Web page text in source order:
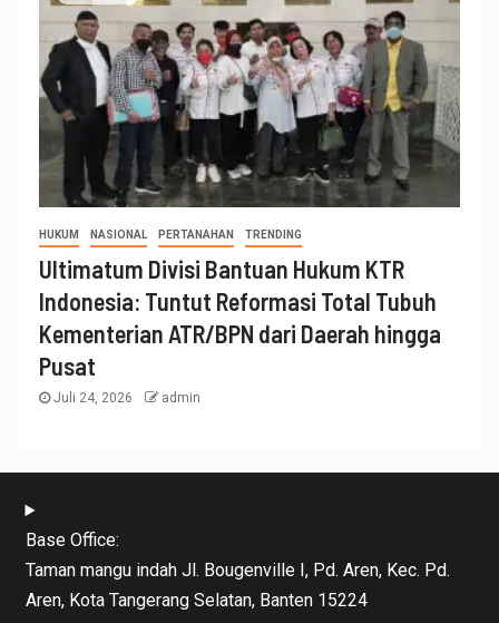
HUKUM NASIONAL PERTANAHAN TRENDING
Ultimatum Divisi Bantuan Hukum KTR
Indonesia: Tuntut Reformasi Total Tubuh
Kementerian ATR/BPN dari Daerah hingga
Pusat
Juli 24, 2026 admin
Base Office:
Taman mangu indah Jl. Bougenville I, Pd. Aren, Kec. Pd.
Aren, Kota Tangerang Selatan, Banten 15224